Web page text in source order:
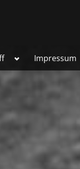
Toggle
menu
Impressum